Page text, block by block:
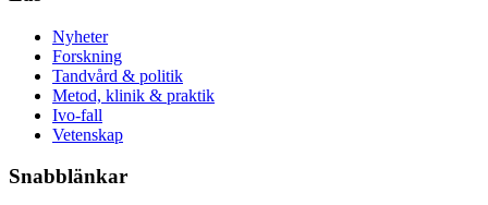
Nyheter
Forskning
Tandvård & politik
Metod, klinik & praktik
Ivo-fall
Vetenskap
Snabblänkar